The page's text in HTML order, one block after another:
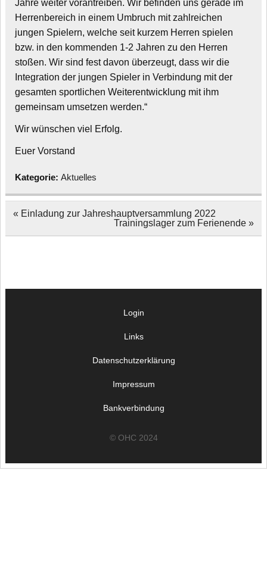
Jahre weiter vorantreiben. Wir befinden uns gerade im
Herrenbereich in einem Umbruch mit zahlreichen
jungen Spielern, welche seit kurzem Herren spielen
bzw. in den kommenden 1-2 Jahren zu den Herren
stoßen. Wir sind fest davon überzeugt, dass wir die
Integration der jungen Spieler in Verbindung mit der
gesamten sportlichen Weiterentwicklung mit ihm
gemeinsam umsetzen werden.“
Wir wünschen viel Erfolg.
Euer Vorstand
Kategorie: Aktuelles
Beitragsnavigation
« Einladung zur Jahreshauptversammlung 2022
Trainingslager zum Ferienende »
Login
Links
Datenschutzerklärung
Impressum
Bankverbindung
© OHC 2024